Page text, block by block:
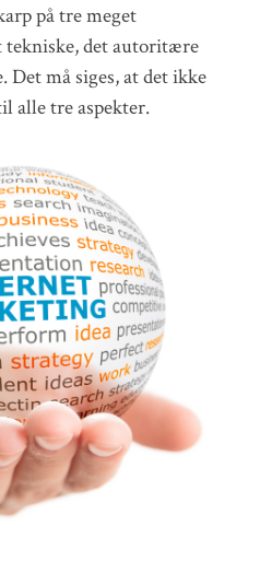
på tre meget
tekniske, det autoritære
må siges, at det ikke
alle tre aspekter.